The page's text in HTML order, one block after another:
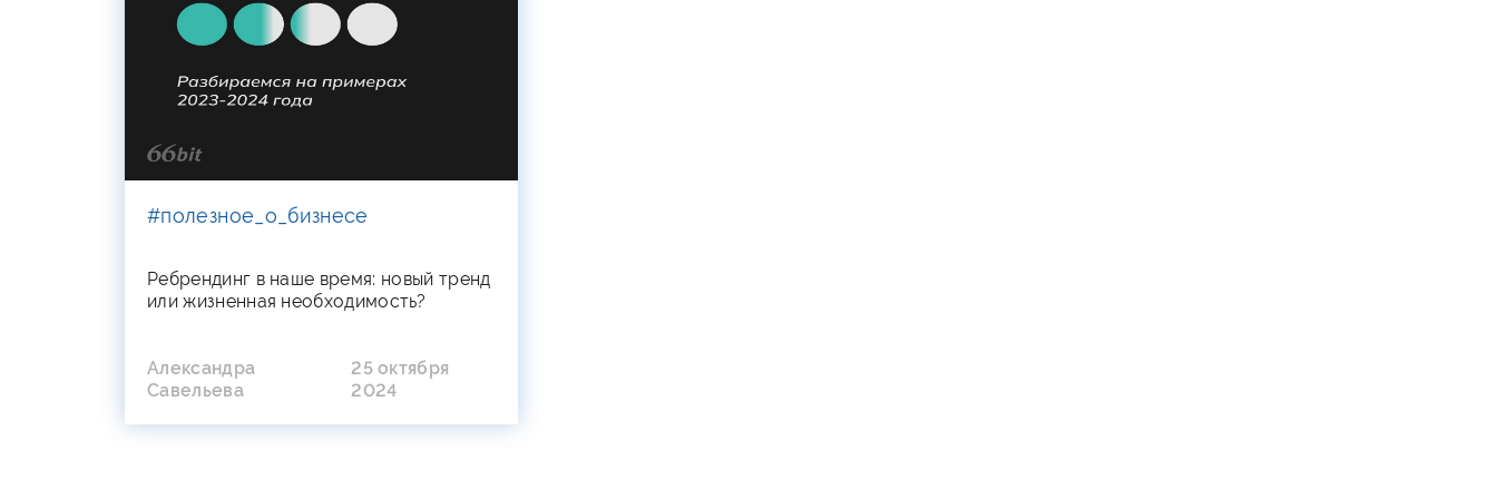
#полезное_о_бизнесе
Ребрендинг в наше время: новый тренд
или жизненная необходимость?
Александра
Савельева
25 октября
2024